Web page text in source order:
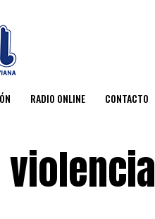
RADIO ONLINE CONTACTO